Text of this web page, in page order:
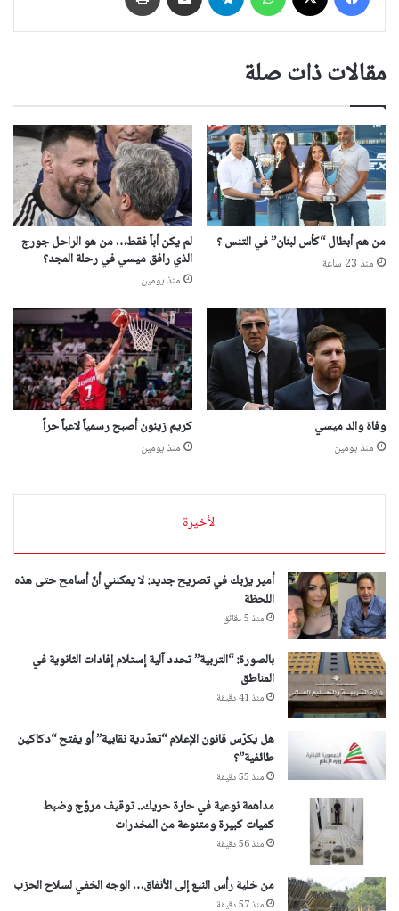
مقالات ذات صلة
من هم أبطال “كأس لبنان” في التنس ؟
منذ 23 ساعة
لم يكن أباً فقط… من هو الراحل جورج
الذي رافق ميسي في رحلة المجد؟
منذ يومين
وفاة والد ميسي
منذ يومين
​كريم زينون​ أصبح رسمياً لاعباً حراً
منذ يومين
الأخيرة
أمير يزبك في تصريح جديد: لا يمكنني أنّ أسامح حتى هذه
اللحظة
منذ 5 دقائق
بالصورة: “التربية” تحدد آلية إستلام إفادات الثانوية في
المناطق
منذ 41 دقيقة
هل يكرّس قانون الإعلام “تعدّدية نقابية” أو يفتح “دكاكين
طائفية”؟
منذ 55 دقيقة
مداهمة نوعية في حارة حريك.. توقيف مروّج وضبط
كميات كبيرة ومتنوعة من المخدرات
منذ 56 دقيقة
من خلية رأس النبع إلى الأنفاق… الوجه الخفي لسلاح الحزب
منذ 57 دقيقة